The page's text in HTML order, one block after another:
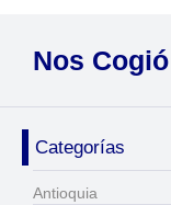
Nos
Categorías
Antioquia